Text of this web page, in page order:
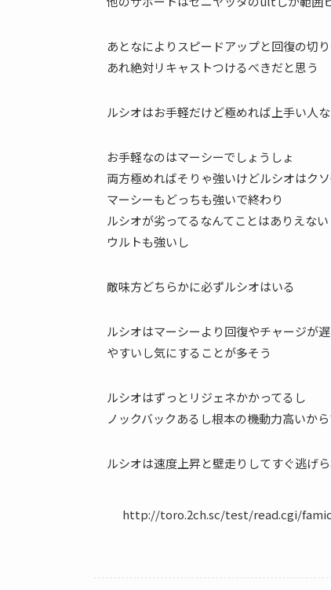
あとなによりスピードアップと回復の切
あれ絶対リキャストつけるべきだと思う
ルシオはお手軽だけど極めれば上手い人
お手軽なのはマーシーでしょうしょ
両方極めればそりゃ強いけどルシオはク
マーシーもどっちも強いで終わり
ルシオが劣ってるなんてことはありえない
ウルトも強いし
敵味方どちらかに必ずルシオはいる
ルシオはマーシーより回復やチャージが
やすいし気にすることが多そう
ルシオはずっとリジェネかかってるし
ノックバックあるし根本の機動力高いか
ルシオは速度上昇と壁走りしてすぐ逃げ
http://toro.2ch.sc/test/read.cgi/